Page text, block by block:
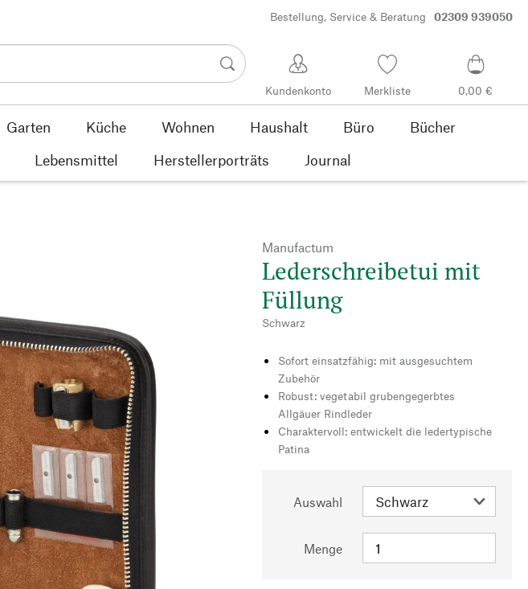
Bestellung, Service & Beratung 02309 939050
Kundenkonto Merkliste 0,00 €
Garten Küche Wohnen Haushalt Büro
Bücher
Lebensmittel Herstellerporträts Journal
Manufactum
Lederschreibetui mit
Füllung
Schwarz
Sofort einsatzfähig: mit ausgesuchtem
Zubehör
Robust: vegetabil grubengegerbtes
Allgäuer Rindleder
Charaktervoll: entwickelt die ledertypische
Patina
Auswahl
Menge